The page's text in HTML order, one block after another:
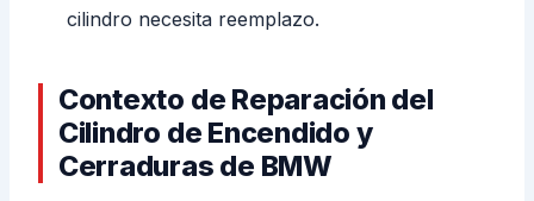
cilindro necesita reemplazo.
Contexto de Reparación del
Cilindro de Encendido y
Cerraduras de BMW